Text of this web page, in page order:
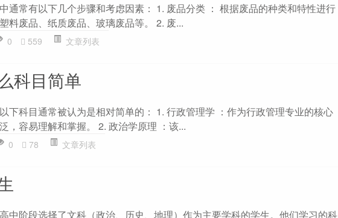
通常有以下几个步骤和考虑因素： 1. 废品分类 ： 根据废品的种类和特性进行
料废品、纸质废品、玻璃废品等。 2. 废...
0 559 文章列表
科目简单
下科目通常被认为是相对简单的： 1. 行政管理学 ：作为行政管理专业的核心
，容易理解和掌握。 2. 政治学原理 ：该...
0 78 文章列表
中阶段选择了文科（政治、历史、地理）作为主要学科的学生。他们学习的科